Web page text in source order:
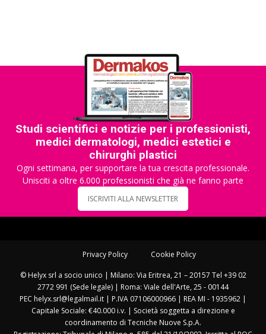
Studi scientifici e notizie per i professionisti,
medici dermatologi, medici estetici e
chirurghi plastici
Ogni settimana, per supportare la tua crescita professionale.
Unisciti a oltre 6.000 professionisti che già ne fanno parte
ISCRIVITI ALLA NEWSLETTER
Privacy Policy Cookie Policy
© Helyx srl a socio unico | Milano: Via Eritrea, 21 – 20157 Tel +39 02
2772 991 (Sede legale) | Roma: Viale dell'Arte, 25 - 00144
PEC helyx.srl@legalmail.it | P.IVA 07106000966 | REA MI - 1935962 |
Capitale Sociale: €40.000 i.v. | Società soggetta a direzione e
coordinamento di Tecniche Nuove S.p.A.